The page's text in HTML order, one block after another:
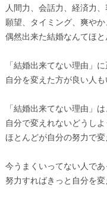
人間力、会話力、経済力
願望、タイミング、爽や
偶然出来た結婚なんてほと
「結婚出来てない理由」
自分を変えた方が良い人も
「結婚出来てない理由」は
自分で変えれないどうし
ほとんどが自分の努力で変
今うまくいってない人であ
努力すればきっと自分を変